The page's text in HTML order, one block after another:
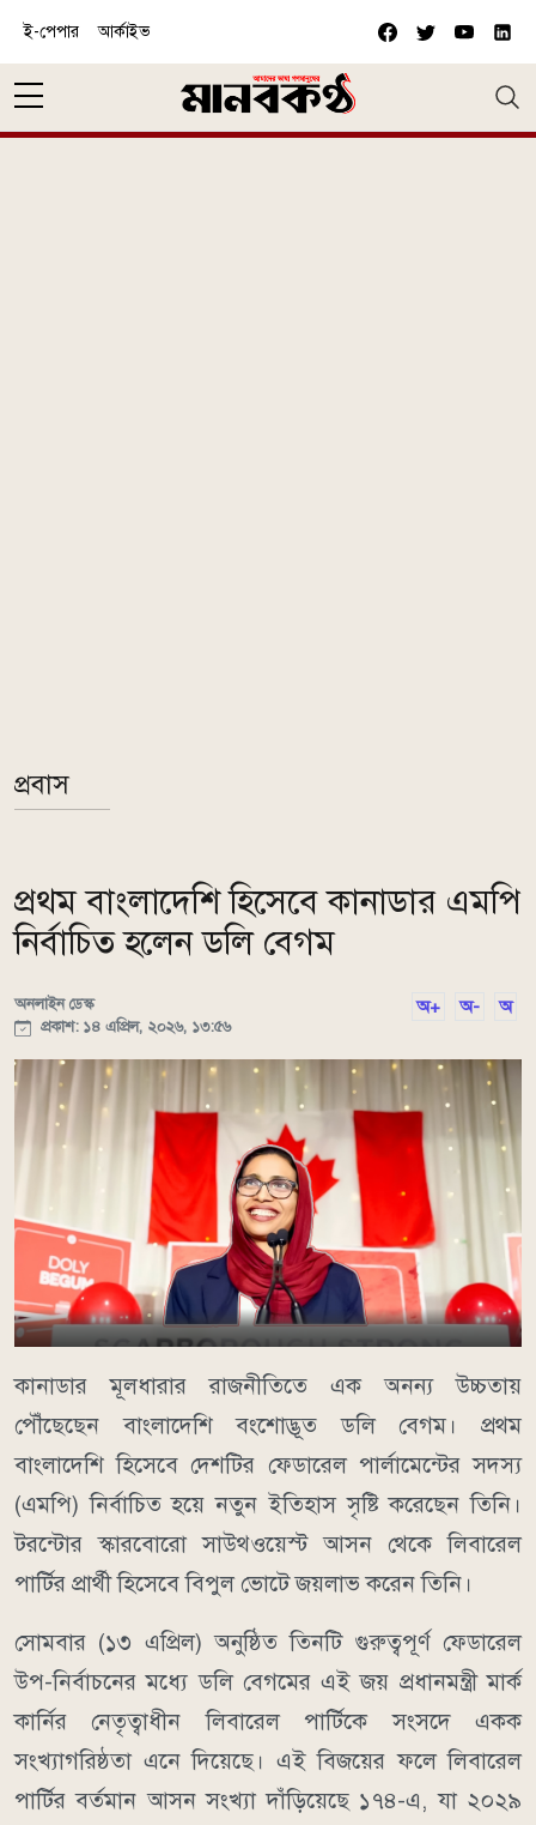
ই-পেপার আর্কাইভ
প্রবাস
প্রথম বাংলাদেশি হিসেবে কানাডার এমপি
নির্বাচিত হলেন ডলি বেগম
অনলাইন ডেস্ক
প্রকাশ: ১৪ এপ্রিল, ২০২৬, ১৩:৫৬
অ+ অ- অ
কানাডার মূলধারার রাজনীতিতে এক অনন্য উচ্চতায়
পৌঁছেছেন বাংলাদেশি বংশোদ্ভূত ডলি বেগম। প্রথম
বাংলাদেশি হিসেবে দেশটির ফেডারেল পার্লামেন্টের সদস্য
(এমপি) নির্বাচিত হয়ে নতুন ইতিহাস সৃষ্টি করেছেন তিনি।
টরন্টোর স্কারবোরো সাউথওয়েস্ট আসন থেকে লিবারেল
পার্টির প্রার্থী হিসেবে বিপুল ভোটে জয়লাভ করেন তিনি।
সোমবার (১৩ এপ্রিল) অনুষ্ঠিত তিনটি গুরুত্বপূর্ণ ফেডারেল
উপ-নির্বাচনের মধ্যে ডলি বেগমের এই জয় প্রধানমন্ত্রী মার্ক
কার্নির নেতৃত্বাধীন লিবারেল পার্টিকে সংসদে একক
সংখ্যাগরিষ্ঠতা এনে দিয়েছে। এই বিজয়ের ফলে লিবারেল
পার্টির বর্তমান আসন সংখ্যা দাঁড়িয়েছে ১৭৪-এ, যা ২০২৯